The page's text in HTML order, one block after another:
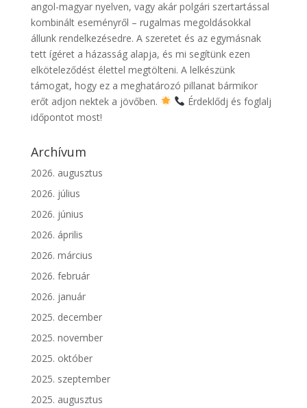
angol-magyar nyelven, vagy akár polgári szertartással
kombinált eseményről – rugalmas megoldásokkal
állunk rendelkezésedre. A szeretet és az egymásnak
tett ígéret a házasság alapja, és mi segítünk ezen
elköteleződést élettel megtölteni. A lelkészünk
támogat, hogy ez a meghatározó pillanat bármikor
erőt adjon nektek a jövőben.
Érdeklődj és foglalj
időpontot most!
Archívum
2026. augusztus
2026. július
2026. június
2026. április
2026. március
2026. február
2026. január
2025. december
2025. november
2025. október
2025. szeptember
2025. augusztus